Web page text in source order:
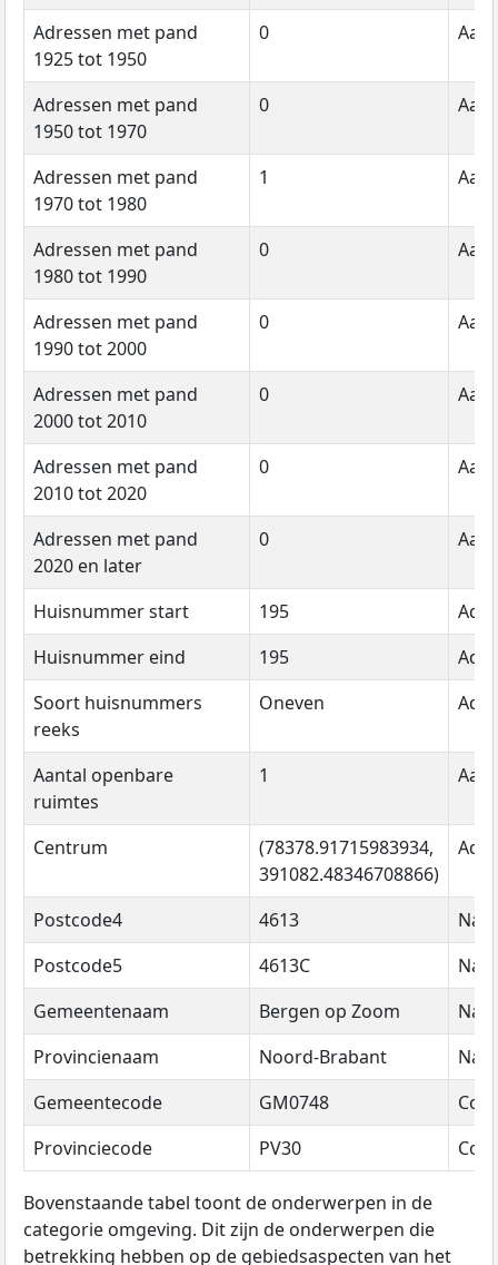
Adressen met pand
1925 tot 1950
0
Adressen met pand
1950 tot 1970
0
Adressen met pand
1970 tot 1980
1
Adressen met pand
1980 tot 1990
0
Adressen met pand
1990 tot 2000
0
Adressen met pand
2000 tot 2010
0
Adressen met pand
2010 tot 2020
0
Adressen met pand
2020 en later
0
Huisnummer start 195
Huisnummer eind
195
Soort huisnummers
reeks
Oneven
Aantal openbare
ruimtes
1
Centrum
(78378.91715983934,
391082.48346708866)
Postcode4 4613
Postcode5
4613C
Gemeentenaam
Bergen op Zoom
Provincienaam
Noord-Brabant
Gemeentecode
GM0748
Provinciecode
PV30
Bovenstaande tabel toont de onderwerpen in de
categorie omgeving. Dit zijn de onderwerpen die
betrekking hebben op de gebiedsaspecten van het